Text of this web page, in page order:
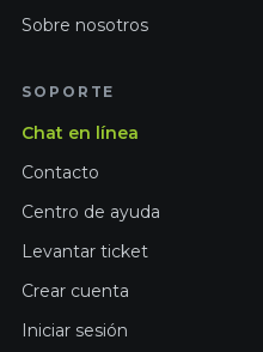
Sobre nosotros
SOPORTE
Chat en línea
Contacto
Centro de ayuda
Levantar ticket
Crear cuenta
Iniciar sesión